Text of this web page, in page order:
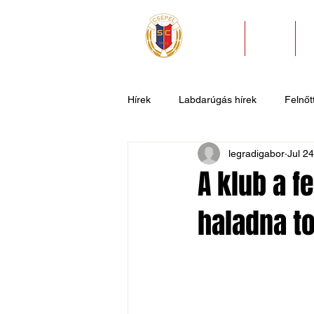
Hírek Labdarúgás hírek
U9 U7
Csepel SC II Általános hírek
A klub a
haladna
legradigabor Jul